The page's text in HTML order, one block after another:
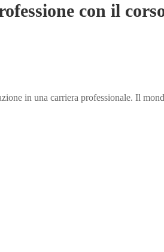
con il
in una carriera professionale. Il